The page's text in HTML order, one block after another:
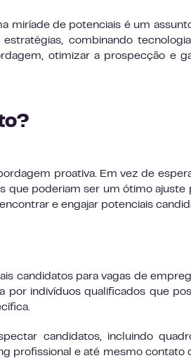
miríade de potenciais é um
combinando
otimizar a prospecção e
proativa. Em vez de
que poderiam ser um ótimo ajuste
e engajar potenciais
candidatos para vagas de
por indivíduos qualificados que
candidatos, incluindo
profissional e até mesmo contato